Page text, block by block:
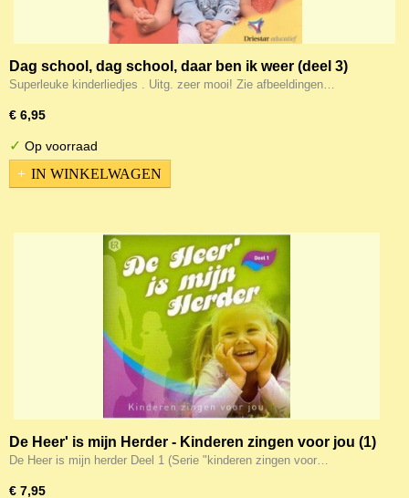
Dag school, dag school, daar ben ik weer (deel 3)
Superleuke kinderliedjes . Uitg. zeer mooi! Zie afbeeldingen…
€ 6,95
✓ Op voorraad
IN WINKELWAGEN
De Heer' is mijn Herder - Kinderen zingen voor jou (1)
De Heer is mijn herder Deel 1 (Serie "kinderen zingen voor…
€ 7,95